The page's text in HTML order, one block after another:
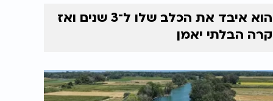
הוא איבד את הכלב שלו ל־3 שנים ואז
קרה הבלתי יאמן